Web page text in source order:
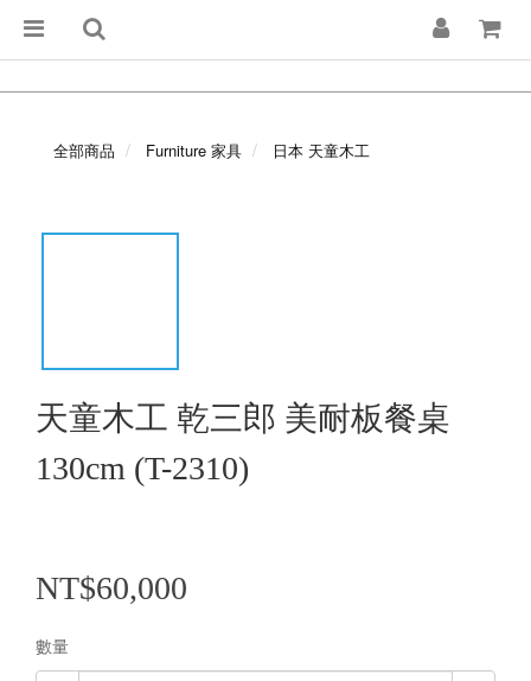
全部商品 Furniture 家具 日本 天童木工
天童木工 乾三郎 美耐板餐桌
130cm (T-2310)
NT$60,000
數量